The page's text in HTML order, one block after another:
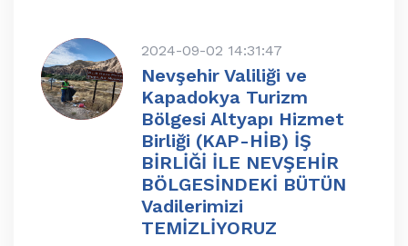
2024-09-02 14:31:47
Nevşehir Valiliği ve
Kapadokya Turizm
Bölgesi Altyapı Hizmet
Birliği (KAP-HİB) İŞ
BİRLİĞİ İLE NEVŞEHİR
BÖLGESİNDEKİ BÜTÜN
Vadilerimizi
TEMİZLİYORUZ